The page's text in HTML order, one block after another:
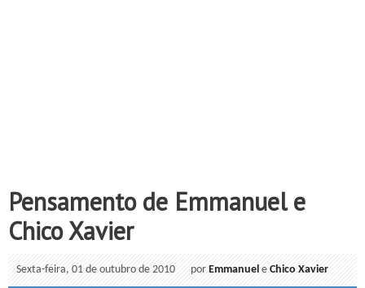
Pensamento de Emmanuel e
Chico Xavier
Sexta-feira, 01 de outubro de 2010 porEmmanuel eChico Xavier